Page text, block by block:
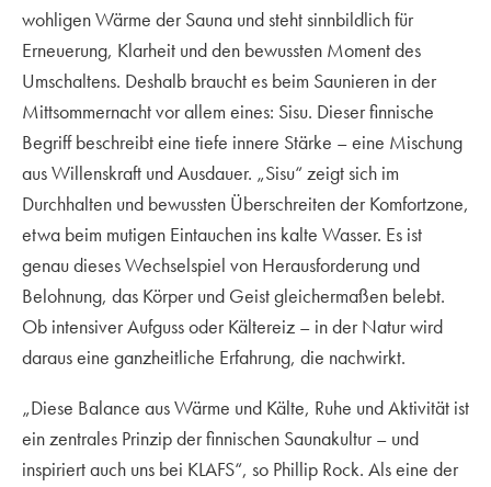
wohligen Wärme der Sauna und steht sinnbildlich für
Erneuerung, Klarheit und den bewussten Moment des
Umschaltens. Deshalb braucht es beim Saunieren in der
Mittsommernacht vor allem eines: Sisu. Dieser finnische
Begriff beschreibt eine tiefe innere Stärke – eine Mischung
aus Willenskraft und Ausdauer. „Sisu“ zeigt sich im
Durchhalten und bewussten Überschreiten der Komfortzone,
etwa beim mutigen Eintauchen ins kalte Wasser. Es ist
genau dieses Wechselspiel von Herausforderung und
Belohnung, das Körper und Geist gleichermaßen belebt.
Ob intensiver Aufguss oder Kältereiz – in der Natur wird
daraus eine ganzheitliche Erfahrung, die nachwirkt.
„Diese Balance aus Wärme und Kälte, Ruhe und Aktivität ist
ein zentrales Prinzip der finnischen Saunakultur – und
inspiriert auch uns bei KLAFS“, so Phillip Rock. Als eine der